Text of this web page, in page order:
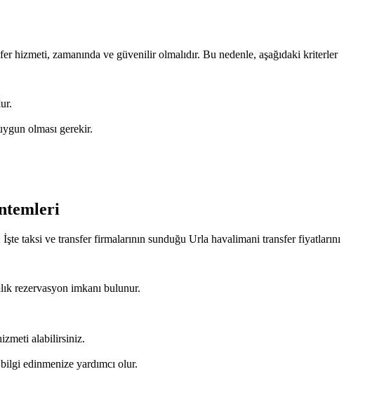
zamanında ve güvenilir olmalıdır. Bu nedenle, aşağıdaki kriterler
olması gerekir.
taksi ve transfer firmalarının sunduğu Urla havalimani transfer fiyatlarını
rezervasyon imkanı bulunur.
alabilirsiniz.
edinmenize yardımcı olur.